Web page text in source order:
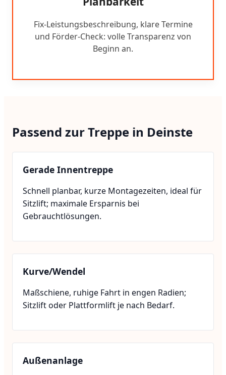
Fix-Leistungsbeschreibung, klare Termine
und Förder-Check: volle Transparenz von
Beginn an.
Passend zur Treppe in Deinste
Gerade Innentreppe
Schnell planbar, kurze Montagezeiten, ideal für
Sitzlift; maximale Ersparnis bei
Gebrauchtlösungen.
Kurve/Wendel
Maßschiene, ruhige Fahrt in engen Radien;
Sitzlift oder Plattformlift je nach Bedarf.
Außenanlage